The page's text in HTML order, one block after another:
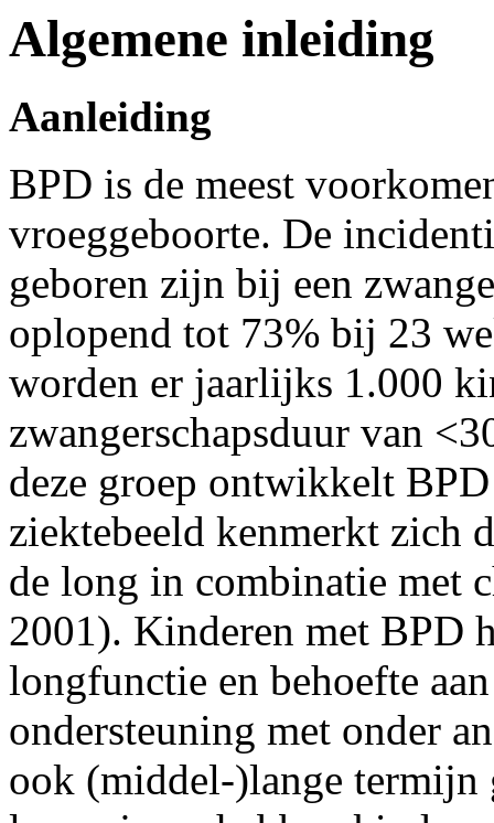
Algemene inleiding
Aanleiding
BPD is de meest
vroeggeboorte. De
geboren zijn bij een
oplopend tot 73% bij 23
worden er jaarlijks 1.000
zwangerschapsduur van
deze groep ontwikkelt
ziektebeeld kenmerkt zich
de long in combinatie met
2001). Kinderen met BPD
longfunctie en behoefte
ondersteuning met onder
ook (middel-)lange termijn